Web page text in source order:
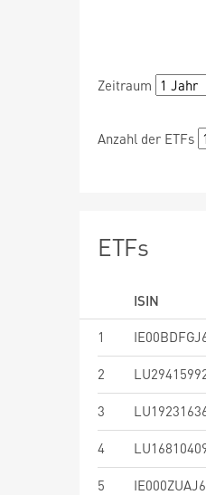
Zeitraum
Anzahl der ETFs
ETFs
ISIN
1
2
3
4
5